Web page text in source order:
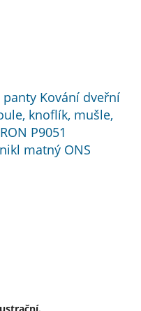
Kování dveřní
knoflík, mušle,
P9051
matný ONS